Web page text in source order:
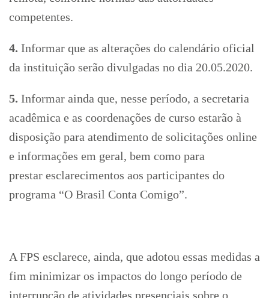
competentes.
4. Informar que as alterações do calendário oficial
da instituição serão divulgadas no dia 20.05.2020.
5. Informar ainda que, nesse período, a secretaria
acadêmica e as coordenações de curso estarão à
disposição para atendimento de solicitações online
e informações em geral, bem como para
prestar esclarecimentos aos participantes do
programa “O Brasil Conta Comigo”.
A FPS esclarece, ainda, que adotou essas medidas a
fim minimizar os impactos do longo período de
interrupção de atividades presenciais sobre o